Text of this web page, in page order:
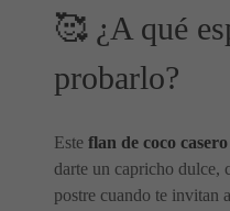
🥰 ¿A qué
probarlo?
Este flan de coco casero
darte un capricho dulce,
postre cuando te invitan